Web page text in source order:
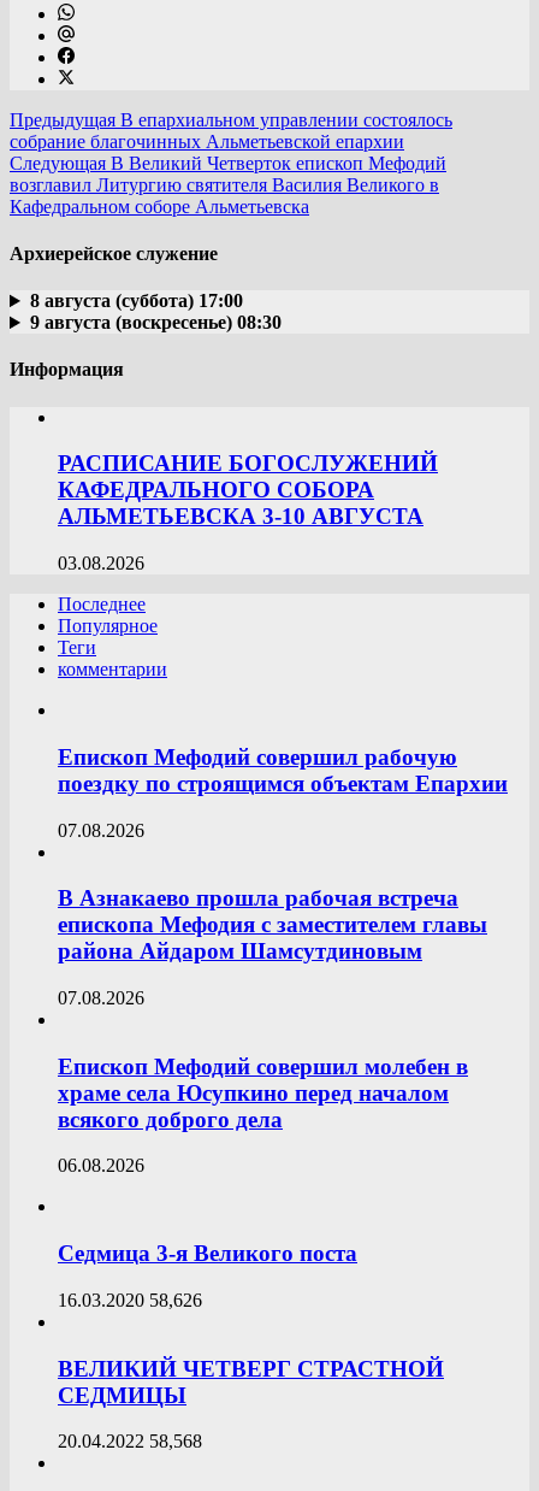
Предыдущая В епархиальном управлении состоялось
собрание благочинных Альметьевской епархии
Следующая В Великий Четверток епископ Мефодий
возглавил Литургию святителя Василия Великого в
Кафедральном соборе Альметьевска
Архиерейское служение
8 августа (суббота) 17:00
9 августа (воскресенье) 08:30
Информация
РАСПИСАНИЕ БОГОСЛУЖЕНИЙ
КАФЕДРАЛЬНОГО СОБОРА
АЛЬМЕТЬЕВСКА 3-10 АВГУСТА
03.08.2026
Последнее
Популярное
Теги
комментарии
Епископ Мефодий совершил рабочую
поездку по строящимся объектам Епархии
07.08.2026
В Азнакаево прошла рабочая встреча
епископа Мефодия с заместителем главы
района Айдаром Шамсутдиновым
07.08.2026
Епископ Мефодий совершил молебен в
храме села Юсупкино перед началом
всякого доброго дела
06.08.2026
Седмица 3-я Великого поста
16.03.2020 58,626
ВЕЛИКИЙ ЧЕТВЕРГ СТРАСТНОЙ
СЕДМИЦЫ
20.04.2022 58,568